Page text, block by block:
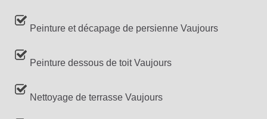
Peinture et décapage de persienne Vaujours
Peinture dessous de toit Vaujours
Nettoyage de terrasse Vaujours